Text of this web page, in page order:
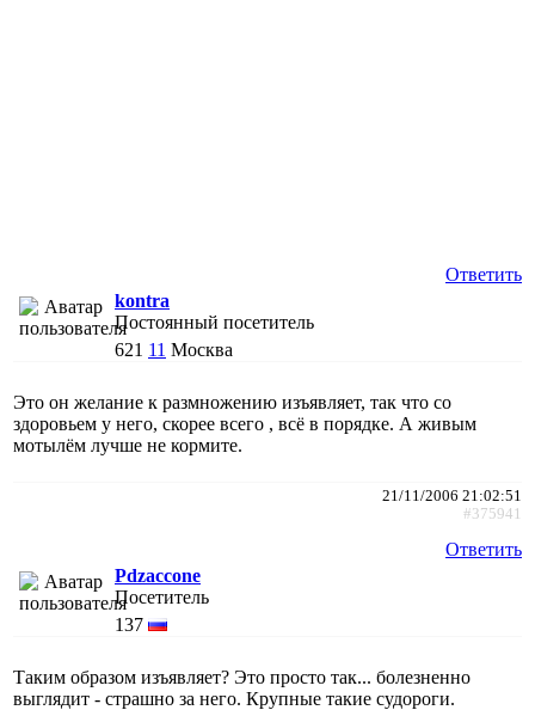
Ответить
kontra
Постоянный посетитель
621 11 Москва
Это он желание к размножению изъявляет, так что со
здоровьем у него, скорее всего , всё в порядке. А живым
мотылём лучше не кормите.
21/11/2006 21:02:51
#375941
Ответить
Pdzaccone
Посетитель
137
Таким образом изъявляет? Это просто так... болезненно
выглядит - страшно за него. Крупные такие судороги.